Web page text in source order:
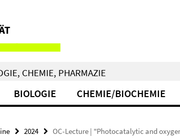
CHEMIE, PHARMAZIE
BIOLOGIE CHEMIE/BIOCHEMIE
2024 OC-Lecture | "Photocatalytic and